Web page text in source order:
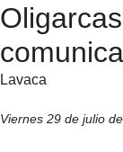
Lavaca
Viernes 29 de julio